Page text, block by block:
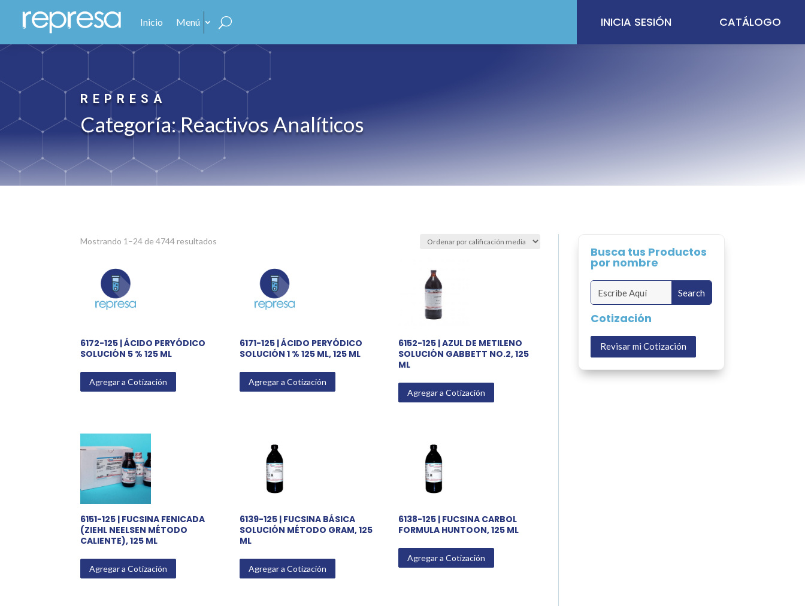
Inicio Menú INICIA SESIÓN CATÁLOGO
REPRESA
Categoría: Reactivos Analíticos
Mostrando 1–24 de 4744 resultados
6172-125 | ÁCIDO PERYÓDICO
SOLUCIÓN 5 % 125 ML
Agregar a Cotización
6171-125 | ÁCIDO PERYÓDICO
SOLUCIÓN 1 % 125 ML, 125 ML
Agregar a Cotización
6152-125 | AZUL DE METILENO
SOLUCIÓN GABBETT NO.2, 125
ML
Agregar a Cotización
6151-125 | FUCSINA FENICADA
(ZIEHL NEELSEN MÉTODO
CALIENTE), 125 ML
Agregar a Cotización
6139-125 | FUCSINA BÁSICA
SOLUCIÓN MÉTODO GRAM, 125
ML
Agregar a Cotización
6138-125 | FUCSINA CARBOL
FORMULA HUNTOON, 125 ML
Agregar a Cotización
Busca tus Productos
por nombre
Cotización
Revisar mi Cotización